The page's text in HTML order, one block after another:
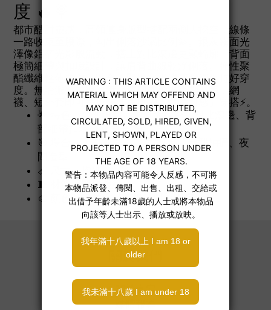
度 🔥🍭
都市酷甜靈感，高領連身版型搭配兩側大挖空，線條
一路收束至腰際，勾出俐落沙漏比例💫。銀灰霧面光
澤像鋁箔光影般流動，搭上對比滾邊更顯輪廓；背面
極簡細帶與扣環設計，讓肩背曲線乾淨俐落。彈性聚
酯纖維輕薄親膚、貼合不緊繃，視覺感強卻保持好穿
度。無論派對主題、舞台造型或拍攝企劃，套上網
襪、短外套即可完成張弛有度的「危險甜感」穿搭⚡。
🌟 特色：高領設計、兩側大挖空、對比滾邊、背
部細帶扣環、霧面光澤印花
🎯 場合：主題派對、舞蹈/舞台、造型拍攝、夜
間造型
📏 尺寸：均碼
🧵 材質：聚酯纖維
🎨 顏色：銀灰底搭配黑黃對比圖案
關於我們
關於喜穴
媒體報導